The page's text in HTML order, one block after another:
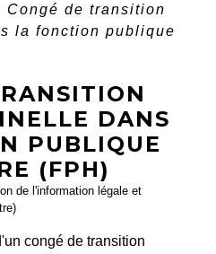
Congé de transition
la fonction publique
DANS
PUBLIQUE
(FPH)
de l'information légale et
congé de transition